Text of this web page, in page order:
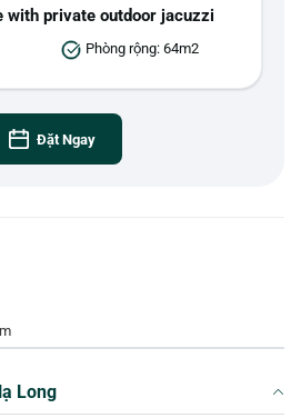
with private outdoor jacuzzi
Phòng rộng: 64m2
Đặt Ngay
Long